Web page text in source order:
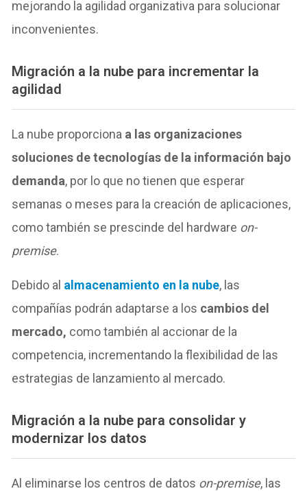
mejorando la agilidad organizativa para solucionar
inconvenientes.
Migración a la nube para incrementar la
agilidad
La nube proporciona a las organizaciones
soluciones de tecnologías de la información bajo
demanda, por lo que no tienen que esperar
semanas o meses para la creación de aplicaciones,
como también se prescinde del hardware on-
premise.
Debido al almacenamiento en la nube, las
compañías podrán adaptarse a los cambios del
mercado, como también al accionar de la
competencia, incrementando la flexibilidad de las
estrategias de lanzamiento al mercado.
Migración a la nube para consolidar y
modernizar los datos
Al eliminarse los centros de datos on-premise, las